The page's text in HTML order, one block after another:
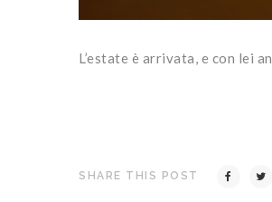
L’estate è arrivata, e con lei
SHARE THIS POST